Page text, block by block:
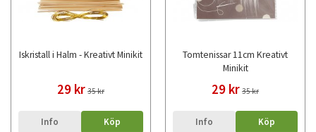
Iskristall i Halm - Kreativt Minikit
29 kr 35 kr
Info Köp
Tomtenissar 11cm Kreativt
Minikit
29 kr 35 kr
Info Köp